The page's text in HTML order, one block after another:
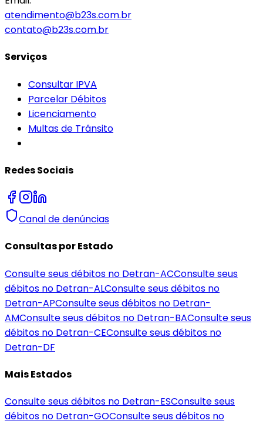
atendimento@b23s.com.br
contato@b23s.com.br
Serviços
Consultar IPVA
Parcelar Débitos
Licenciamento
Multas de Trânsito
Redes Sociais
Canal de denúncias
Consultas por Estado
Consulte seus débitos no Detran-ACConsulte seus
débitos no Detran-ALConsulte seus débitos no
Detran-APConsulte seus débitos no Detran-
AMConsulte seus débitos no Detran-BAConsulte seus
débitos no Detran-CEConsulte seus débitos no
Detran-DF
Mais Estados
Consulte seus débitos no Detran-ESConsulte seus
débitos no Detran-GOConsulte seus débitos no